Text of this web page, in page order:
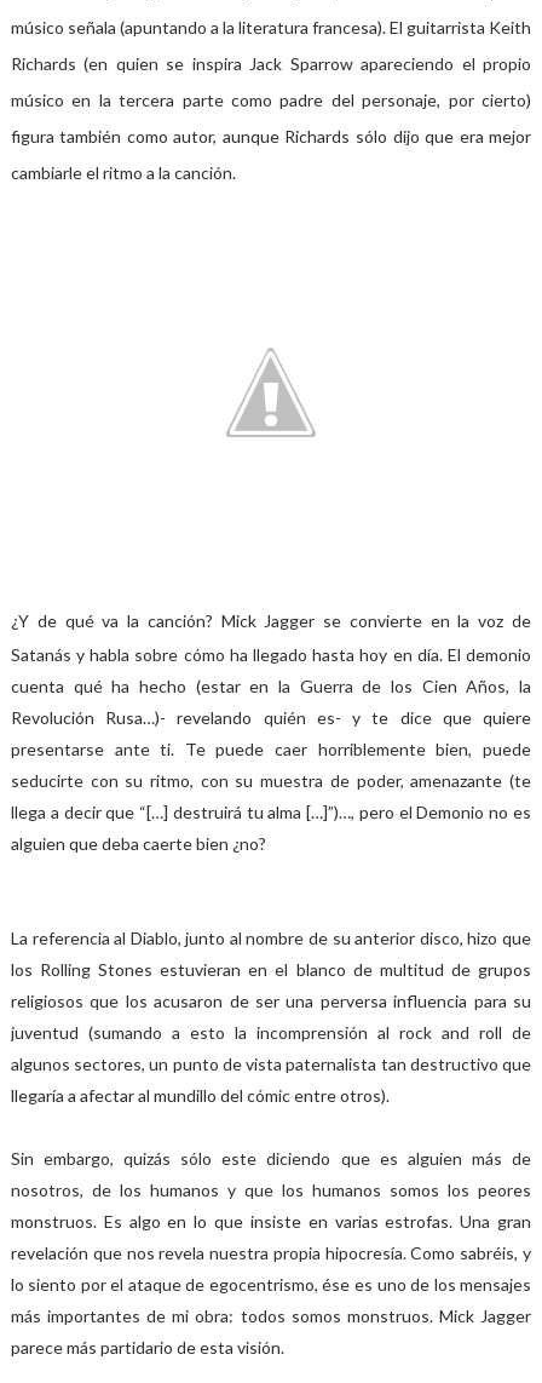
músico señala (apuntando a la literatura francesa). El guitarrista Keith
Richards (en quien se inspira Jack Sparrow apareciendo el propio
músico en la tercera parte como padre del personaje, por cierto)
figura también como autor, aunque Richards sólo dijo que era mejor
cambiarle el ritmo a la canción.
¿Y de qué va la canción? Mick Jagger se convierte en la voz de
Satanás y habla sobre cómo ha llegado hasta hoy en día. El demonio
cuenta qué ha hecho (estar en la Guerra de los Cien Años, la
Revolución Rusa…)- revelando quién es- y te dice que quiere
presentarse ante ti. Te puede caer horriblemente bien, puede
seducirte con su ritmo, con su muestra de poder, amenazante (te
llega a decir que “[…] destruirá tu alma […]”)…, pero el Demonio no es
alguien que deba caerte bien ¿no?
La referencia al Diablo, junto al nombre de su anterior disco, hizo que
los Rolling Stones estuvieran en el blanco de multitud de grupos
religiosos que los acusaron de ser una perversa influencia para su
juventud (sumando a esto la incomprensión al rock and roll de
algunos sectores, un punto de vista paternalista tan destructivo que
llegaría a afectar al mundillo del cómic entre otros).
Sin embargo, quizás sólo este diciendo que es alguien más de
nosotros, de los humanos y que los humanos somos los peores
monstruos. Es algo en lo que insiste en varias estrofas. Una gran
revelación que nos revela nuestra propia hipocresía. Como sabréis, y
lo siento por el ataque de egocentrismo, ése es uno de los mensajes
más importantes de mi obra: todos somos monstruos. Mick Jagger
parece más partidario de esta visión.